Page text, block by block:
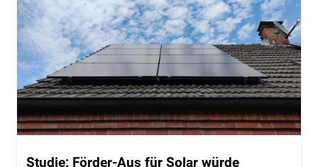
Studie: Förder-Aus für Solar würde